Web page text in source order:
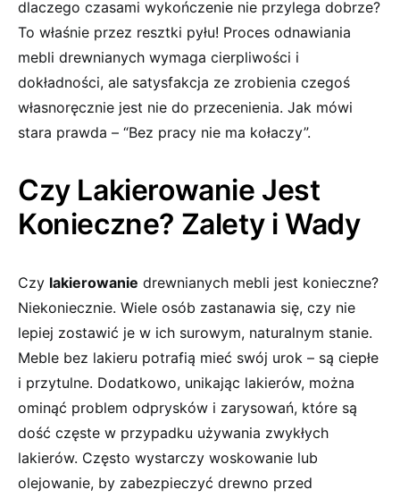
dlaczego ⁣czasami wykończenie⁤ nie ⁤przylega dobrze?
To właśnie przez‌ resztki pyłu! Proces odnawiania
mebli drewnianych ⁤wymaga cierpliwości‌ i
dokładności,⁢ ale satysfakcja ⁣ze zrobienia czegoś
własnoręcznie jest nie do przecenienia. Jak mówi
stara prawda –‍ “Bez pracy nie ma kołaczy”.
Czy Lakierowanie Jest
Konieczne? Zalety i Wady
Czy lakierowanie drewnianych mebli jest konieczne?
Niekoniecznie. Wiele osób zastanawia się, czy nie
lepiej zostawić ⁣je w ‍ich surowym, naturalnym stanie.
Meble bez lakieru potrafią mieć swój urok – są ciepłe
i przytulne. ⁤Dodatkowo, unikając lakierów, można
ominąć ⁤problem odprysków i zarysowań, które są
dość ‌częste w przypadku używania zwykłych
lakierów. Często wystarczy woskowanie lub
olejowanie,​ by zabezpieczyć ‌drewno przed